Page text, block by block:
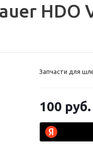
HDO
Запчасти для
100 руб.